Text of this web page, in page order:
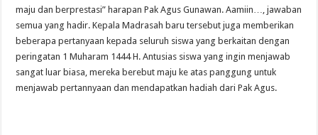
maju dan berprestasi” harapan Pak Agus Gunawan. Aamiin…, jawaban
semua yang hadir. Kepala Madrasah baru tersebut juga memberikan
beberapa pertanyaan kepada seluruh siswa yang berkaitan dengan
peringatan 1 Muharam 1444 H. Antusias siswa yang ingin menjawab
sangat luar biasa, mereka berebut maju ke atas panggung untuk
menjawab pertannyaan dan mendapatkan hadiah dari Pak Agus.